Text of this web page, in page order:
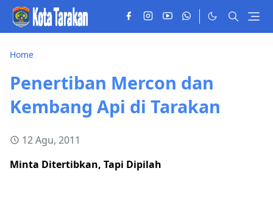
Home
Penertiban Mercon dan
Kembang Api di Tarakan
12 Agu, 2011
Minta Ditertibkan, Tapi Dipilah